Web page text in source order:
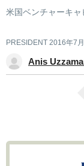
米国ベンチャーキャ
PRESIDENT 2016年7
Anis